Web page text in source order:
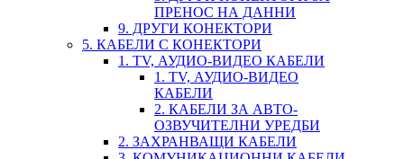
ПРЕНОС НА ДАННИ
9. ДРУГИ КОНЕКТОРИ
5. КАБЕЛИ С КОНЕКТОРИ
1. TV, АУДИО-ВИДЕО КАБЕЛИ
1. TV, АУДИО-ВИДЕО
КАБЕЛИ
2. КАБЕЛИ ЗА АВТО-
ОЗВУЧИТЕЛНИ УРЕДБИ
2. ЗАХРАНВАЩИ КАБЕЛИ